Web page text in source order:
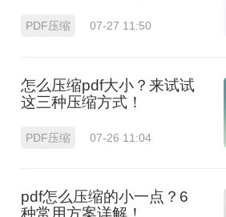
PDF压缩 07-27 11:50
怎么压缩pdf大小？来试试
这三种压缩方式！
PDF压缩 07-26 11:04
pdf怎么压缩的小一点？6
种常用方案详解！